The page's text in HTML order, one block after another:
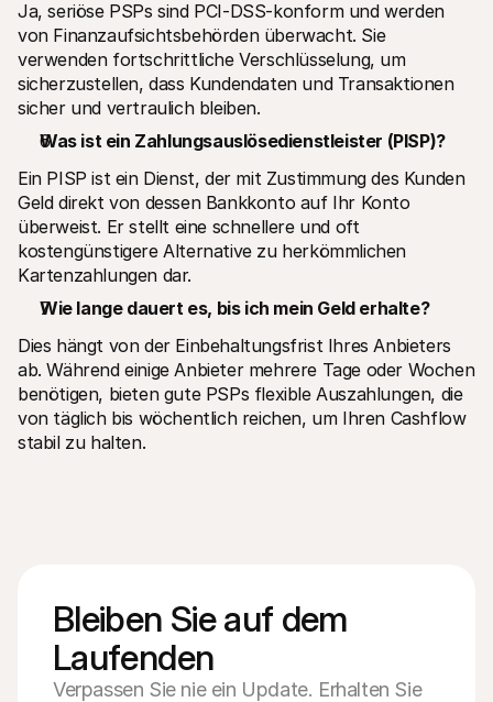
Ja, seriöse PSPs sind PCI-DSS-konform und werden
von Finanzaufsichtsbehörden überwacht. Sie
verwenden fortschrittliche Verschlüsselung, um
sicherzustellen, dass Kundendaten und Transaktionen
sicher und vertraulich bleiben.
Was ist ein Zahlungsauslösedienstleister (PISP)?
Ein PISP ist ein Dienst, der mit Zustimmung des Kunden
Geld direkt von dessen Bankkonto auf Ihr Konto
überweist. Er stellt eine schnellere und oft
kostengünstigere Alternative zu herkömmlichen
Kartenzahlungen dar.
Wie lange dauert es, bis ich mein Geld erhalte?
Dies hängt von der Einbehaltungsfrist Ihres Anbieters
ab. Während einige Anbieter mehrere Tage oder Wochen
benötigen, bieten gute PSPs flexible Auszahlungen, die
von täglich bis wöchentlich reichen, um Ihren Cashflow
stabil zu halten.
Bleiben Sie auf dem
Laufenden
Verpassen Sie nie ein Update. Erhalten Sie